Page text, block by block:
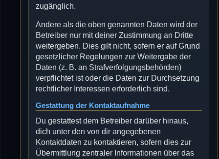
zugänglich.
Andere als die oben genannten Daten wird der
Betreiber nur mit deiner Zustimmung an Dritte
weitergeben. Dies gilt nicht, sofern er auf Grund
gesetzlicher Regelungen zur Weitergabe der
Daten (z. B. an Strafverfolgungsbehörden)
verpflichtet ist oder die Daten zur Durchsetzung
rechtlicher Interessen erforderlich sind.
Gestattung der Kontaktaufnahme
Du gestattest dem Betreiber darüber hinaus,
dich unter den von dir angegebenen
Kontaktdaten zu kontaktieren, sofern dies zur
Übermittlung zentraler Informationen über das